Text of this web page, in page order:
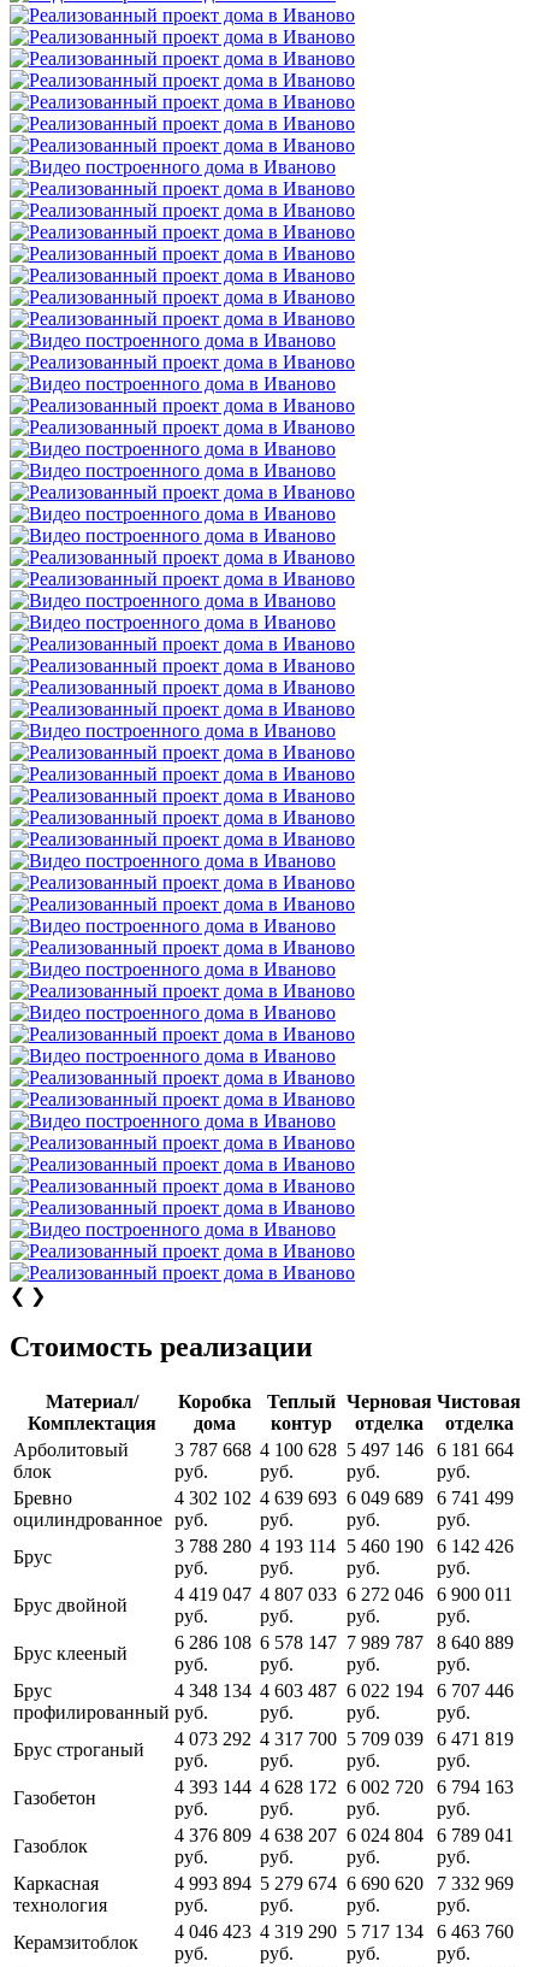
❮ ❯
Стоимость реализации
Материал/
Комплектация
Коробка
дома
Теплый
контур
Черновая
отделка
Чистовая
отделка
Арболитовый
блок
3 787 668
руб.
4 100 628
руб.
5 497 146
руб.
6 181 664
руб.
Бревно
оцилиндрованное
4 302 102
руб.
4 639 693
руб.
6 049 689
руб.
6 741 499
руб.
Брус
3 788 280
руб.
4 193 114
руб.
5 460 190
руб.
6 142 426
руб.
Брус двойной
4 419 047
руб.
4 807 033
руб.
6 272 046
руб.
6 900 011
руб.
Брус клееный
6 286 108
руб.
6 578 147
руб.
7 989 787
руб.
8 640 889
руб.
Брус
профилированный
4 348 134
руб.
4 603 487
руб.
6 022 194
руб.
6 707 446
руб.
Брус строганый
4 073 292
руб.
4 317 700
руб.
5 709 039
руб.
6 471 819
руб.
Газобетон
4 393 144
руб.
4 628 172
руб.
6 002 720
руб.
6 794 163
руб.
Газоблок
4 376 809
руб.
4 638 207
руб.
6 024 804
руб.
6 789 041
руб.
Каркасная
технология
4 993 894
руб.
5 279 674
руб.
6 690 620
руб.
7 332 969
руб.
Керамзитоблок
4 046 423
руб.
4 319 290
руб.
5 717 134
руб.
6 463 760
руб.